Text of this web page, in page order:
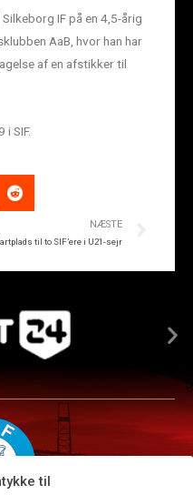
til
IF på en 4,5-årig
AaB, hvor han har
af en afstikker til
i SIF.
NÆSTE
til to SIF’ere i U21-sejr